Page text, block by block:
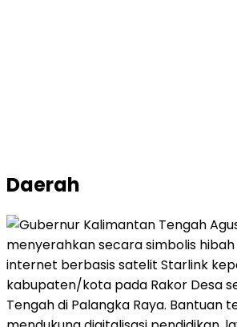
Daerah